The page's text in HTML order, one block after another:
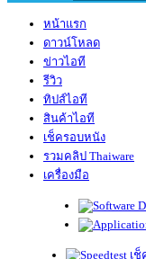
หน้าแรก
ดาวน์โหลด
ข่าวไอที
รีวิว
ทิปส์ไอที
สินค้าไอที
เช็ครอบหนัง
รวมคลิป Thaiware
เครื่องมือ
เช็